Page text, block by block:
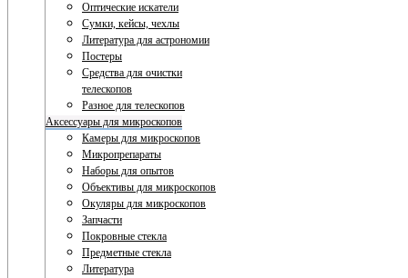
Оптические искатели
Сумки, кейсы, чехлы
Литература для астрономии
Постеры
Средства для очистки
телескопов
Разное для телескопов
Аксессуары для микроскопов
Камеры для микроскопов
Микропрепараты
Наборы для опытов
Объективы для микроскопов
Окуляры для микроскопов
Запчасти
Покровные стекла
Предметные стекла
Литература